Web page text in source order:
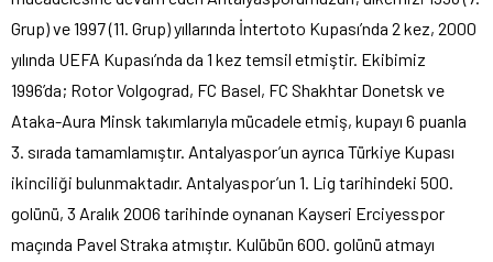
Grup) ve 1997 (11. Grup) yıllarında İntertoto Kupası’nda 2 kez, 2000
yılında UEFA Kupası’nda da 1 kez temsil etmiştir. Ekibimiz
1996’da; Rotor Volgograd, FC Basel, FC Shakhtar Donetsk ve
Ataka-Aura Minsk takımlarıyla mücadele etmiş, kupayı 6 puanla
3. sırada tamamlamıştır. Antalyaspor’un ayrıca Türkiye Kupası
ikinciliği bulunmaktadır. Antalyaspor’un 1. Lig tarihindeki 500.
golünü, 3 Aralık 2006 tarihinde oynanan Kayseri Erciyesspor
maçında Pavel Straka atmıştır. Kulübün 600. golünü atmayı